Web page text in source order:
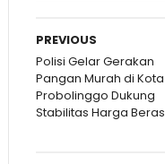
PREVIOUS
Polisi Gelar Gerakan
Pangan Murah di Kota
Probolinggo Dukung
Stabilitas Harga Beras